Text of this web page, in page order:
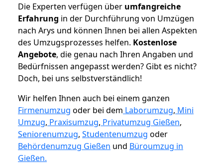
Die Experten verfügen über umfangreiche
Erfahrung in der Durchführung von Umzügen
nach Arys und können Ihnen bei allen Aspekten
des Umzugsprozesses helfen. Kostenlose
Angebote, die genau nach Ihren Angaben und
Bedürfnissen angepasst werden? Gibt es nicht?
Doch, bei uns selbstverständlich!
Wir helfen Ihnen auch bei einem ganzen
Firmenumzug oder bei dem Laborumzug, Mini
Umzug, Praxisumzug, Privatumzug Gießen,
Seniorenumzug, Studentenumzug oder
Behördenumzug Gießen und Büroumzug in
Gießen.